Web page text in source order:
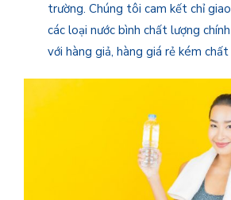
trường. Chúng tôi cam kết chỉ
các loại nước bình chất lượng
với hàng giả, hàng giá rẻ kém chất